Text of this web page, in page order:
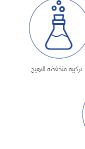
تركيبة منخفضة التهيج